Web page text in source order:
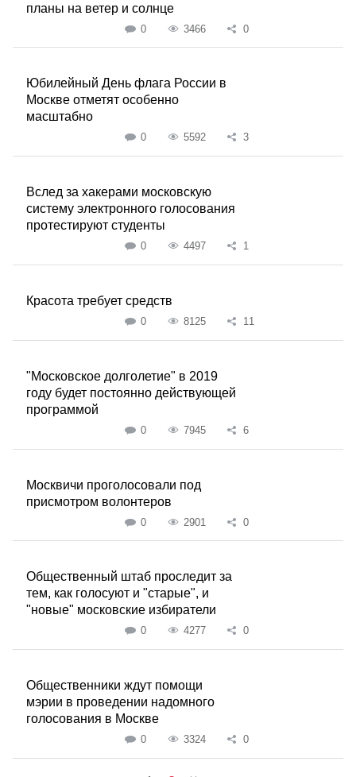
планы на ветер и солнце
0 3466 0
Юбилейный День флага России в
Москве отметят особенно
масштабно
0 5592 3
Вслед за хакерами московскую
систему электронного голосования
протестируют студенты
0 4497 1
Красота требует средств
0 8125 11
"Московское долголетие" в 2019
году будет постоянно действующей
программой
0 7945 6
Москвичи проголосовали под
присмотром волонтеров
0 2901 0
Общественный штаб проследит за
тем, как голосуют и "старые", и
"новые" московские избиратели
0 4277 0
Общественники ждут помощи
мэрии в проведении надомного
голосования в Москве
0 3324 0